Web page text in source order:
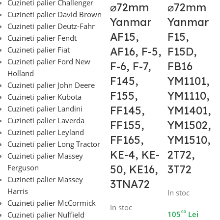
Cuzineti palier Challenger
Cuzineti palier David Brown
Cuzineti palier Deutz-Fahr
Cuzineti palier Fendt
Cuzineti palier Fiat
Cuzineti palier Ford New
Holland
Cuzineti palier John Deere
Cuzineti palier Kubota
Cuzineti palier Landini
Cuzineti palier Laverda
Cuzineti palier Leyland
Cuzineti palier Long Tractor
Cuzineti palier Massey
Ferguson
Cuzineti palier Massey
Harris
Cuzineti palier McCormick
Cuzineti palier Nuffield
⌀72mm
Yanmar
AF15,
AF16, F-5,
F-6, F-7,
F145,
F155,
FF145,
FF155,
FF165,
KE-4, KE-
50, KE16,
3TNA72
In stoc
⌀72mm
Yanmar
F15,
F15D,
FB16
YM1101,
YM1110,
YM1401,
YM1502,
YM1510,
2T72,
3T72
In stoc
10500 Lei